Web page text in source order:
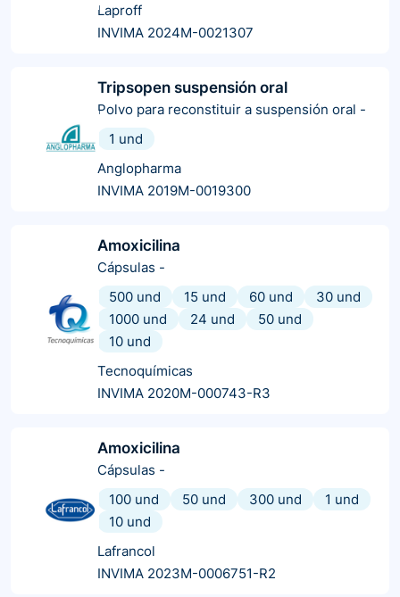
Laproff
INVIMA 2024M-0021307
Tripsopen suspensión oral
Polvo para reconstituir a suspensión oral -
1 und
Anglopharma
INVIMA 2019M-0019300
Amoxicilina
Cápsulas -
500 und
15 und 60 und
30 und
1000 und
24 und
50 und
10 und
Tecnoquímicas
INVIMA 2020M-000743-R3
Amoxicilina
Cápsulas -
100 und
50 und 300 und
1 und
10 und
Lafrancol
INVIMA 2023M-0006751-R2